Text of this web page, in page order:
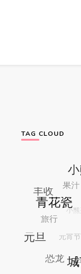
TAG CLOUD